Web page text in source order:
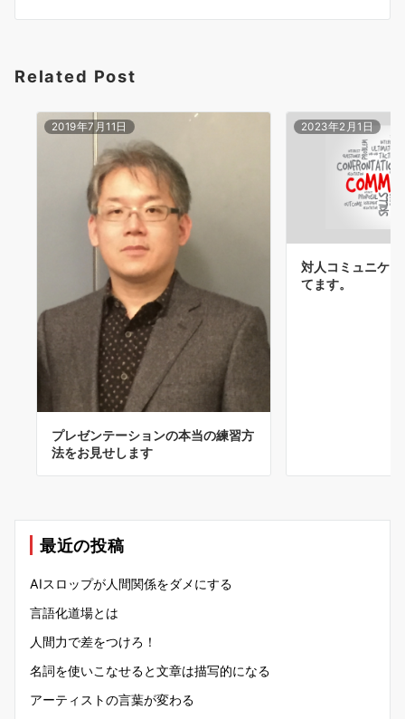
ン
Related Post
2019年7月11日
プレゼンテーションの本当の練習方
法をお見せします
2023年2月1日
対人コミュニケ
てます。
最近の投稿
AIスロップが人間関係をダメにする
言語化道場とは
人間力で差をつけろ！
名詞を使いこなせると文章は描写的になる
アーティストの言葉が変わる